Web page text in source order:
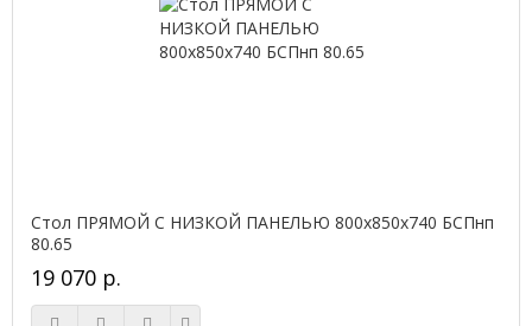
Стол ПРЯМОЙ С НИЗКОЙ ПАНЕЛЬЮ 800х850х740 БСПнп
80.65
19 070 р.